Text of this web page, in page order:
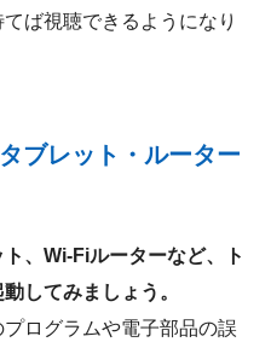
ば視聴できるようになり
ブレット・ルーター
、Wi-Fiルーターなど、ト
してみましょう。
ログラムや電子部品の誤